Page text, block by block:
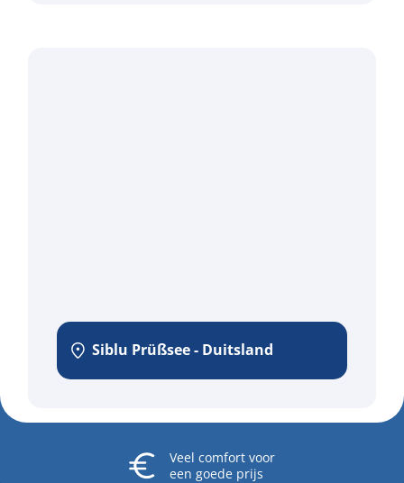
Siblu Prüßsee - Duitsland
Veel comfort voor
een goede prijs